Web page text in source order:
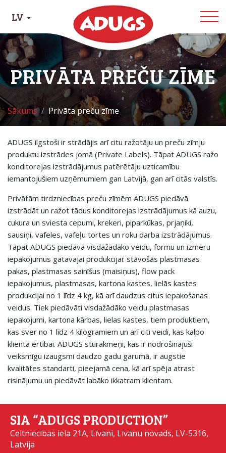
LV
PRIVĀTA PREČU ZĪME
Sākums Privāta preču zīme
ADUGS ilgstoši ir strādājis arī citu ražotāju un preču zīmju
produktu izstrādes jomā (Private Labels). Tāpat ADUGS ražo
konditorejas izstrādājumus patērētāju uzticamību
iemantojušiem uzņēmumiem gan Latvijā, gan arī citās valstīs.
Privātām tirdzniecības preču zīmēm ADUGS piedāvā
izstrādāt un ražot tādus konditorejas izstrādājumus kā auzu,
cukura un sviesta cepumi, krekeri, piparkūkas, prjaņiki,
sausiņi, vafeles, vafeļu tortes un roku darba izstrādājumus.
Tāpat ADUGS piedāvā visdāžādāko veidu, formu un izmēru
iepakojumus gatavajai produkcijai: stāvošās plastmasas
pakas, plastmasas sainīšus (maisiņus), flow pack
iepakojumus, plastmasas, kartona kastes, lielās kastes
produkcijai no 1 līdz 4 kg, kā arī daudzus citus iepakošanas
veidus. Tiek piedāvāti visdažādāko veidu plastmasas
iepakojumi, kartona kārbas, lielas kastes, tiem produktiem,
kas sver no 1 līdz 4 kilogramiem un arī citi veidi, kas kalpo
klienta ērtībai. ADUGS stūrakmeņi, kas ir nodrošinājuši
veiksmīgu izaugsmi daudzo gadu garumā, ir augstie
kvalitātes standarti, pieejamā cena, kā arī spēja atrast
risinājumu un piedāvāt labāko ikkatram klientam.
SIA “ADUGS PRODUCTION”
Celtniecības iela 21A, Līvāni, Līvānu novads, LV-5316,
Latvija